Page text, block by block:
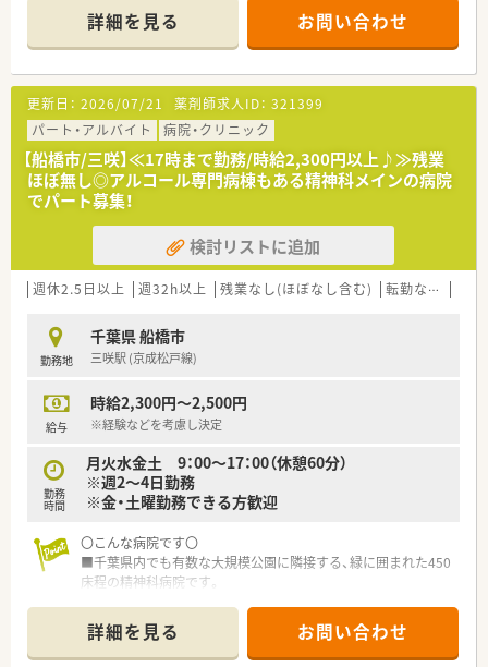
■手術後の長引く痛みや神経痛などに対してペインクリニック
も標榜しています。
■病棟内にはフリーWi-Fiが完備されるなど、患者がストレスな
く過ごせる環境づくりに配慮しています。
≪業務内容≫
■病院での調剤業務（主に一包化）
■医薬品管理
■処方監査
■病棟業務
≪おすすめポイント≫
■京成松戸線・薬園台駅から徒歩9分の立地です。自転車やマイ
カー通勤も可能です。
■土日祝日休みのお仕事です♪
■病院経験が無い方もご応募可能です。
詳細を見る お問い合わせ
更新日： 2026/07/21 薬剤師求人ID： 321399
パート・アルバイト
病院・クリニック
【船橋市/三咲】≪17時まで勤務/時給2,300円以上♪≫残業
ほぼ無し◎アルコール専門病棟もある精神科メインの病院
でパート募集！
検討リストに追加
週休2.5日以上 週32h以上 残業なし(ほぼなし含む) 転勤なし
勤務地
千葉県 船橋市
三咲駅 (京成松戸線)
給与
時給2,300円～2,500円
※経験などを考慮し決定
勤務
時間
月火水金土 9：00～17：00（休憩60分）
※週2～4日勤務
※金・土曜勤務できる方歓迎
〇こんな病院です〇
■千葉県内でも有数な大規模公園に隣接する、緑に囲まれた450
床程の精神科病院です。
療にも取り組んでいます。
ほか急性期型病棟、療養型病棟もございます。
■宿泊型の自立訓練施設が病院に併設されています。退院後も
詳細を見る お問い合わせ